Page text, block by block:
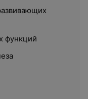
функций